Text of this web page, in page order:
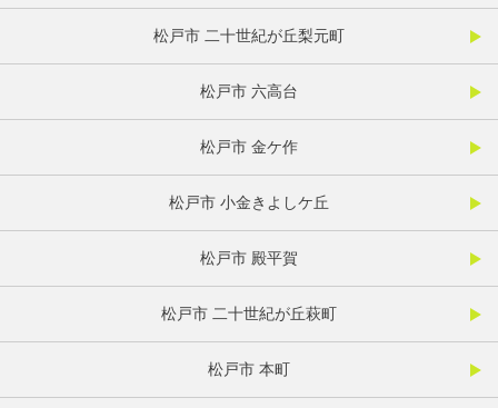
松戸市 二十世紀が丘梨元町
松戸市 六高台
松戸市 金ケ作
松戸市 小金きよしケ丘
松戸市 殿平賀
松戸市 二十世紀が丘萩町
松戸市 本町